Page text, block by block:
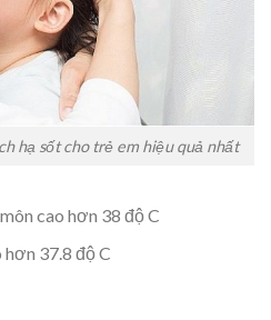
hạ sốt cho trẻ em hiệu quả nhất
cao hơn 38 độ C
37.8 độ C